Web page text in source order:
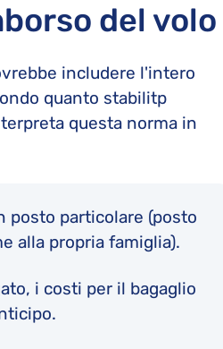
del volo
includere l'intero
quanto stabilitp
questa norma in
posto particolare (posto
alla propria famiglia).
i costi per il bagaglio